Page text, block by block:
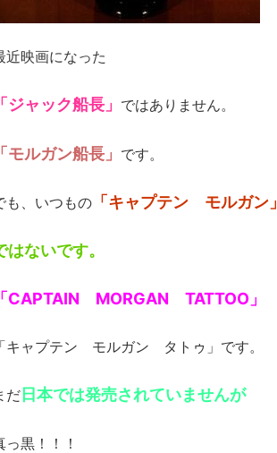
近映画になった
「ジャック船長」 ではありません。
「モルガン船長」 です。
も、いつもの 「キャプテン モルガン」
はないです。
「CAPTAIN MORGAN TATTOO」
「キャプテン モルガン タトゥ」です。
だ 日本では発売されていませんが
っ黒！！！